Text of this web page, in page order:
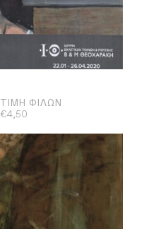
ΤΙΜΉ ΦΊΛΩΝ
€4,50